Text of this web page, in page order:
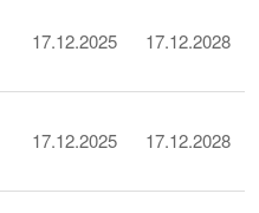
17.12.2025 17.12.2028
17.12.2025 17.12.2028